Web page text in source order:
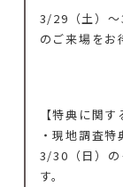
3/29（土）
のご来場をお
【特典に関す
・現地調査
3/30（日）の
す。